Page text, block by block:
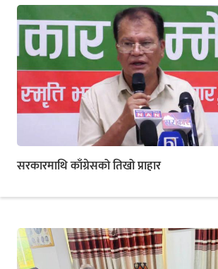
सरकारमाथि काँग्रेसको तिखो प्राहार